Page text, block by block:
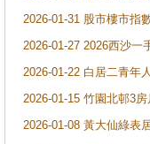
2026-01-31 股市樓市指
2026-01-27 2026西沙一
2026-01-22 白居二青年
2026-01-15 竹園北邨3
2026-01-08 黃大仙綠表